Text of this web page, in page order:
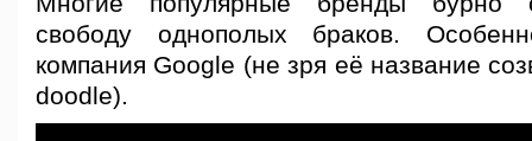
свободу однополых браков.
компания Google (не зря её название
doodle).